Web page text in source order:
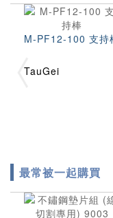
M-PF12-100 支持
TauGei
最常被一起購買